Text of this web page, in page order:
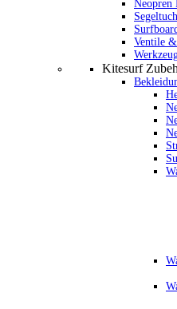
Neopren
Ventile
Kitesurf